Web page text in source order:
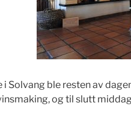
i Solvang ble resten av
og til slutt